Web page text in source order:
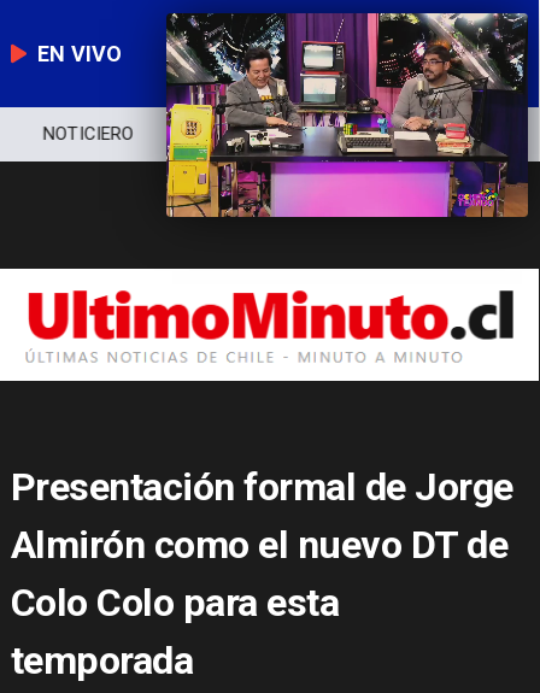
EN VIVO
NOTICIERO POLÍTICA ECONOMÍA
Presentación formal de Jorge
Almirón como el nuevo DT de
Colo Colo para esta
temporada